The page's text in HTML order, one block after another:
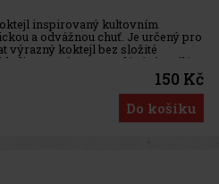
inspirovaný kultovním
a odvážnou chuť. Je určený pro
výrazný koktejl bez složité
a servírovat. Podávání: Nejlé
150 Kč
Do košíku